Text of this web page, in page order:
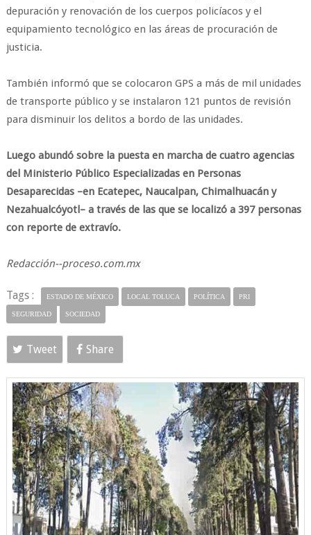
depuración y renovación de los cuerpos policíacos y el
equipamiento tecnológico en las áreas de procuración de
justicia.
También informó que se colocaron GPS a más de mil unidades
de transporte público y se instalaron 121 puntos de revisión
para disminuir los delitos a bordo de las unidades.
Luego abundó sobre la puesta en marcha de cuatro agencias
del Ministerio Público Especializadas en Personas
Desaparecidas –en Ecatepec, Naucalpan, Chimalhuacán y
Nezahualcóyotl– a través de las que se localizó a 397 personas
con reporte de extravío.
Redacción--proceso.com.mx
Tags : ESTADO DE MÉXICO LOCAL TOLUCA POLÍTICA PRI
SEGURIDAD SOCIEDAD
Tweet Share